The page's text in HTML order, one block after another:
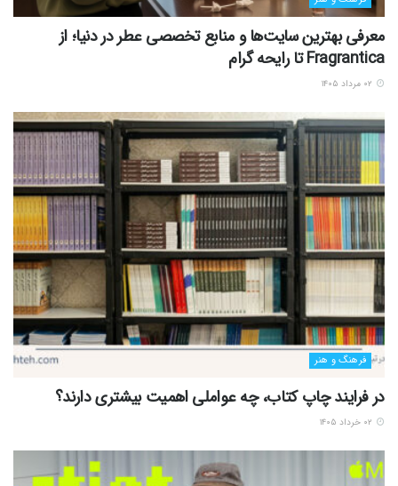
معرفی بهترین سایت‌ها و منابع تخصصی عطر در دنیا؛ از
Fragrantica تا رایحه گرام
فرهنگ و هنر
در فرایند چاپ کتاب، چه عواملی اهمیت بیشتری دارند؟